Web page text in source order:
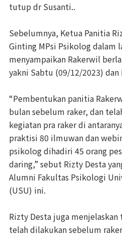
tutup dr Susanti..
Sebelumnya, Ketua Panitia
Ginting MPsi Psikolog dalam
menyampaikan Rakerwil
yakni Sabtu (09/12/2023)
“Pembentukan panitia
bulan sebelum raker, dan
kegiatan pra raker di
praktisi 80 ilmuwan dan
psikolog dihadiri 45 orang
daring,” sebut Rizty Desta
Alumni Fakultas Psikologi
(USU) ini.
Rizty Desta juga menjelaskan
telah dilakukan sebelum